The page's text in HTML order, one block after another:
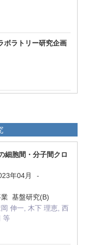
ボラトリー研究企画
細胞間・分子間クロ
年04月 -
基盤研究(B)
伸一, 木下 理恵, 西
等